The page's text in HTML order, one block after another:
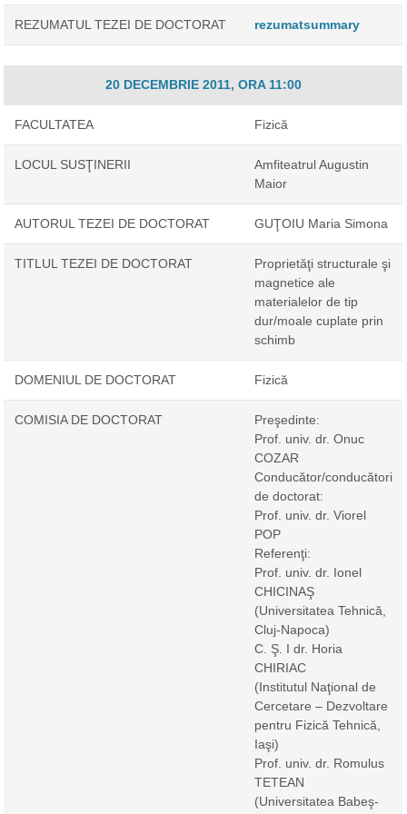
REZUMATUL TEZEI DE DOCTORAT rezumatsummary
20 DECEMBRIE 2011, ORA 11:00
FACULTATEA Fizică
LOCUL SUSŢINERII
Amfiteatrul Augustin
Maior
AUTORUL TEZEI DE DOCTORAT GUŢOIU Maria Simona
TITLUL TEZEI DE DOCTORAT
Proprietăţi structurale şi
magnetice ale
materialelor de tip
dur/moale cuplate prin
schimb
DOMENIUL DE DOCTORAT Fizică
COMISIA DE DOCTORAT
Preşedinte:
Prof. univ. dr. Onuc
COZAR
Conducător/conducători
de doctorat:
Prof. univ. dr. Viorel
POP
Referenţi:
Prof. univ. dr. Ionel
CHICINAŞ
(Universitatea Tehnică,
Cluj-Napoca)
C. Ş. I dr. Horia
CHIRIAC
(Institutul Naţional de
Cercetare – Dezvoltare
pentru Fizică Tehnică,
Iaşi)
Prof. univ. dr. Romulus
TETEAN
(Universitatea Babeş-